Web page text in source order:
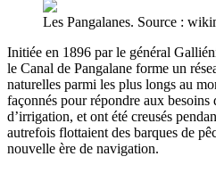
Les Pangalanes. Source :
Initiée en 1896 par le général
le Canal de Pangalane forme un
naturelles parmi les plus longs au
façonnés pour répondre aux besoins
d’irrigation, et ont été creusés
autrefois flottaient des barques de
nouvelle ère de navigation.